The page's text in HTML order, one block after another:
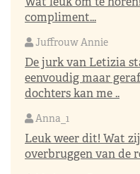
compliment...
Juffrouw Annie
De jurk van Letizia
eenvoudig maar
dochters kan me ..
Anna_1
Leuk weer dit! Wat
overbruggen van de